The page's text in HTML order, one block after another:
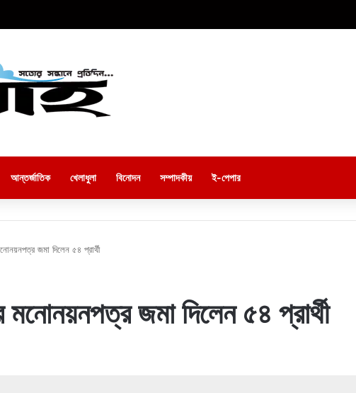
আন্তর্জাতিক খেলাধুলা বিনোদন সম্পাদকীয় ই-পেপার
জমা দিলেন ৫৪ প্রার্থী
জমা দিলেন ৫৪ প্রার্থী